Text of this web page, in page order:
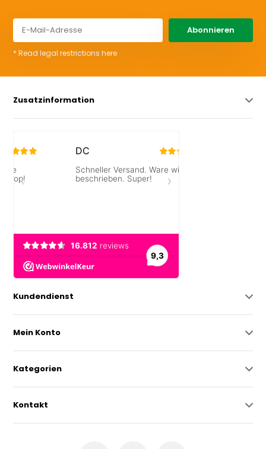
Abonnieren
* Read legal restrictions here
Zusatzinformation
Kundendienst
Mein Konto
Kategorien
Kontakt